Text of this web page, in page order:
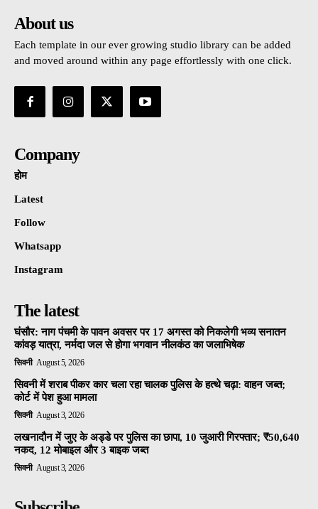
About us
Each template in our ever growing studio library can be added
and moved around within any page effortlessly with one click.
Company
होम
Latest
Follow
Whatsapp
Instagram
The latest
घंसौर: नाग पंचमी के पावन अवसर पर 17 अगस्त को निकलेगी भव्य सनातन
कांवड़ यात्रा, नर्मदा जल से होगा भगवान नीलकंठ का जलाभिषेक
सिवनी August 5, 2026
सिवनी में शराब पीकर कार चला रहा चालक पुलिस के हत्थे चढ़ा: वाहन जब्त;
कोर्ट में पेश हुआ मामला
सिवनी August 3, 2026
लखनादौन में जुए के अड्डे पर पुलिस का छापा, 10 जुआरी गिरफ्तार; ₹50,640
नकद, 12 मोबाइल और 3 बाइक जब्त
सिवनी August 3, 2026